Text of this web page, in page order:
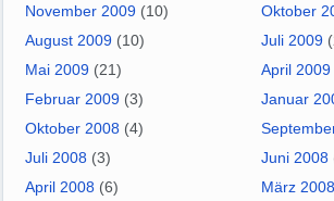
November 2009 (10) Oktober
August 2009 (10) Juli 2009
Mai 2009 (21) April 2009
Februar 2009 (3) Januar
Oktober 2008 (4)
Juli 2008 (3) Juni 2008
April 2008 (6) März 2008